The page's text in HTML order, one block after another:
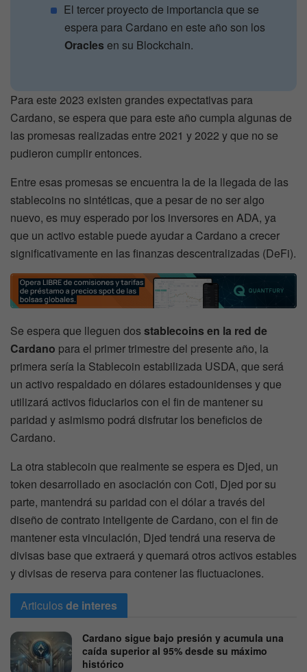
El tercer proyecto de importancia que se
espera para Cardano en este año son los
Oraclesen su Blockchain.
Para este 2023 existen grandes expectativas para
Cardano, se espera que para este año cumpla algunas de
las promesas realizadas entre 2021 y 2022 y que no se
pudieron cumplir entonces.
Entre esas promesas se encuentra la de la llegada de las
stablecoins no sintéticas, que a pesar de no ser algo
nuevo, es muy esperado por los inversores en ADA, ya
que un activo estable puede ayudar a Cardano a crecer
significativamente en las finanzas descentralizadas (DeFi).
Se espera que lleguen dosstablecoins en la red de
Cardano para el primer trimestre del presente año, la
primera sería la Stablecoin estabilizada USDA, que será
un activo respaldado en dólares estadounidenses y que
utilizará activos fiduciarios con el fin de mantener su
paridad y asimismo podrá disfrutar los beneficios de
Cardano.
La otra stablecoin que realmente se espera es Djed, un
token desarrollado en asociación con Coti, Djed por su
parte, mantendrá su paridad con el dólar a través del
diseño de contrato inteligente de Cardano, con el fin de
mantener esta vinculación, Djed tendrá una reserva de
divisas base que extraerá y quemará otros activos estables
y divisas de reserva para contener las fluctuaciones.
Articulosde interes
Cardano sigue bajo presión y acumula una
caída superior al 95% desde su máximo
histórico